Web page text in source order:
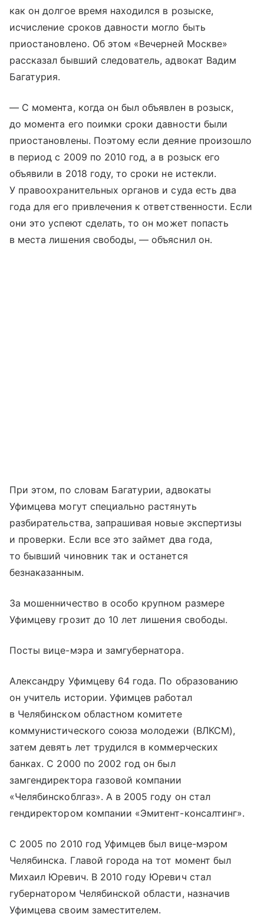
как он долгое время находился в розыске,
исчисление сроков давности могло быть
приостановлено. Об этом «Вечерней Москве»
рассказал бывший следователь, адвокат Вадим
Багатурия.
— С момента, когда он был объявлен в розыск,
до момента его поимки сроки давности были
приостановлены. Поэтому если деяние произошло
в период с 2009 по 2010 год, а в розыск его
объявили в 2018 году, то сроки не истекли.
У правоохранительных органов и суда есть два
года для его привлечения к ответственности. Если
они это успеют сделать, то он может попасть
в места лишения свободы, — объяснил он.
При этом, по словам Багатурии, адвокаты
Уфимцева могут специально растянуть
разбирательства, запрашивая новые экспертизы
и проверки. Если все это займет два года,
то бывший чиновник так и останется
безнаказанным.
За мошенничество в особо крупном размере
Уфимцеву грозит до 10 лет лишения свободы.
Посты вице-мэра и замгубернатора.
Александру Уфимцеву 64 года. По образованию
он учитель истории. Уфимцев работал
в Челябинском областном комитете
коммунистического союза молодежи (ВЛКСМ),
затем девять лет трудился в коммерческих
банках. С 2000 по 2002 год он был
замгендиректора газовой компании
«Челябинскоблгаз». А в 2005 году он стал
гендиректором компании «Эмитент-консалтинг».
С 2005 по 2010 год Уфимцев был вице-мэром
Челябинска. Главой города на тот момент был
Михаил Юревич. В 2010 году Юревич стал
губернатором Челябинской области, назначив
Уфимцева своим заместителем.